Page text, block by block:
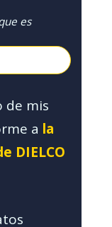
es
mis
a la
DIELCO